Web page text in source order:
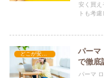
安く買え
トも考
どこが安い？-コスメ・美容品
パーマ
で徹底
パーマ